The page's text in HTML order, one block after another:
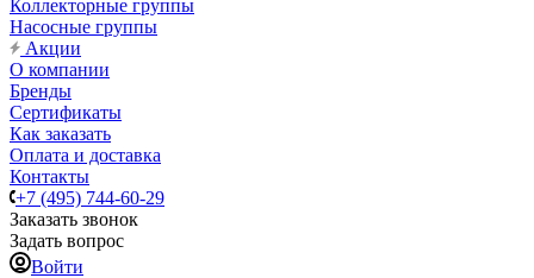
Коллекторные группы
Насосные группы
Акции
О компании
Бренды
Сертификаты
Как заказать
Оплата и доставка
Контакты
+7 (495) 744-60-29
Заказать звонок
Задать вопрос
Войти